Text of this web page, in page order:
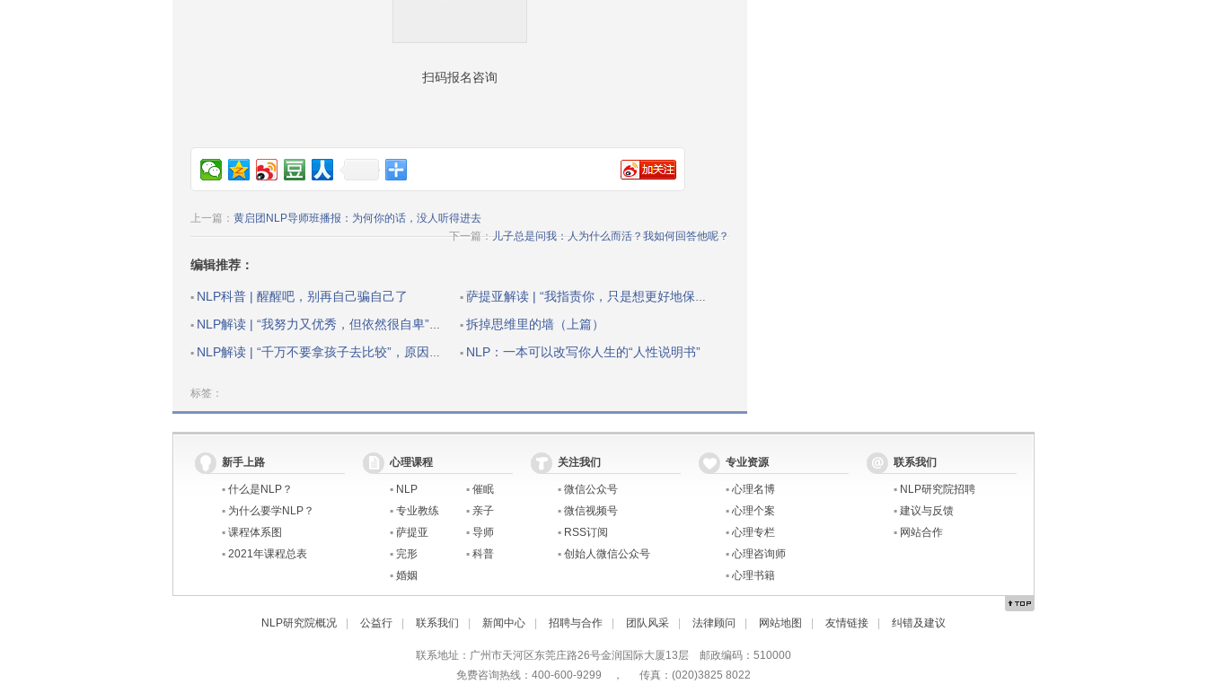
扫码报名咨询
上一篇： 黄启团NLP导师班播报：为何你的话，没人听得进去
下一篇：儿子总是问我：人为什么而活？我如何回答他呢？
编辑推荐：
▪ NLP科普 | 醒醒吧，别再自己骗自己了 ▪ 萨提亚解读 | “我指责你，只是想更好地保护自己”
▪ NLP解读 | “我努力又优秀，但依然很自卑”：一个方法，提升你的自我价值 ▪ 拆掉思维里的墙（上篇）
▪ NLP解读 | “千万不要拿孩子去比较”，原因戳中无数父母的心 ▪ NLP：一本可以改写你人生的“人性说明书”
标签：
新手上路
▪ 什么是NLP？
▪ 为什么要学NLP？
▪ 课程体系图
▪ 2021年课程总表
心理课程
▪ NLP ▪ 催眠
▪ 专业教练 ▪ 亲子
▪ 萨提亚 ▪ 导师
▪ 完形 ▪ 科普
▪ 婚姻
关注我们
▪ 微信公众号
▪ 微信视频号
▪ RSS订阅
▪ 创始人微信公众号
专业资源
▪ 心理名博
▪ 心理个案
▪ 心理专栏
▪ 心理咨询师
▪ 心理书籍
联系我们
▪ NLP研究院招聘
▪ 建议与反馈
▪ 网站合作
NLP研究院概况 公益行 联系我们 新闻中心 招聘与合作 团队风采 法律顾问 网站地图 友情链接 纠错及建议
联系地址：广州市天河区东莞庄路26号金润国际大厦13层 邮政编码：510000
免费咨询热线：400-600-9299 ， 传真：(020)3825 8022